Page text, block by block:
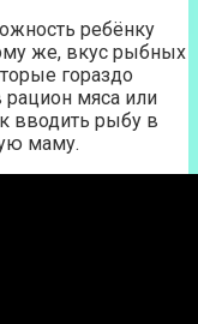
ребёнку
же, вкус рыбных
гораздо
рацион мяса или
вводить рыбу в
маму.